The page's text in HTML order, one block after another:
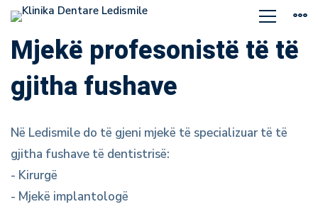
Kush
jemi
Mjekë profesonistë të të
gjitha fushave
Në Ledismile do të gjeni mjekë të specializuar të të
gjitha fushave të dentistrisë:
- Kirurgë
- Mjekë implantologë